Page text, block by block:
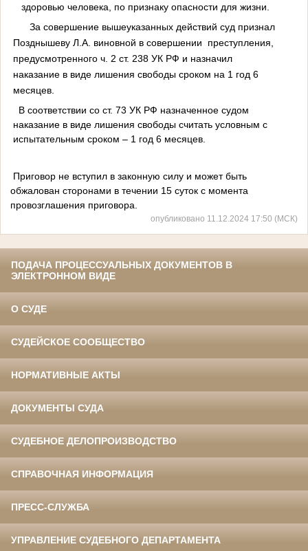
здоровью человека, по признаку опасности для жизни.
За совершение вышеуказанных действий суд признал
Позднышеву Л.А. виновной в совершении преступления,
предусмотренного ч. 2 ст. 238 УК РФ и назначил
наказание в виде лишения свободы сроком на 1 год 6
месяцев.
В соответствии со ст. 73 УК РФ назначенное судом
наказание в виде лишения свободы считать условным с
испытательным сроком – 1 год 6 месяцев.
Приговор не вступил в законную силу и может быть
обжалован сторонами в течении 15 суток с момента
провозглашения приговора.
опубликовано 11.12.2024 17:50 (МСК)
ПОДАЧА ПРОЦЕССУАЛЬНЫХ ДОКУМЕНТОВ В
ЭЛЕКТРОННОМ ВИДЕ
О СУДЕ
СУДЕЙСКОЕ СООБЩЕСТВО
НОРМАТИВНЫЕ АКТЫ
ДОКУМЕНТЫ СУДА
СУДЕБНОЕ ДЕЛОПРОИЗВОДСТВО
СПРАВОЧНАЯ ИНФОРМАЦИЯ
ПРЕСС-СЛУЖБА
УПРАВЛЕНИЕ СУДЕБНОГО ДЕПАРТАМЕНТА